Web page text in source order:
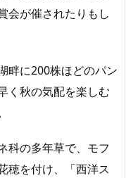
会が催されたりもし
畔に200株ほどのパン
く秋の気配を楽しむ
科の多年草で、モフ
穂を付け、「西洋ス